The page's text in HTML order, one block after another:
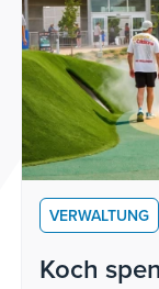
VERWALTUNG
Koch